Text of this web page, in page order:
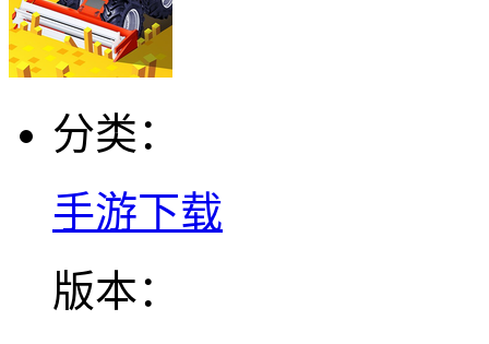
分类：
手游下载
版本：